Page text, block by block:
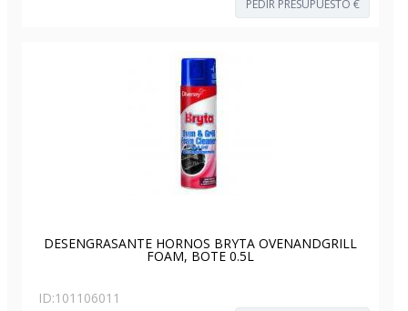
PEDIR PRESUPUESTO €
DESENGRASANTE HORNOS BRYTA OVENANDGRILL
FOAM, BOTE 0.5L
ID:101106011